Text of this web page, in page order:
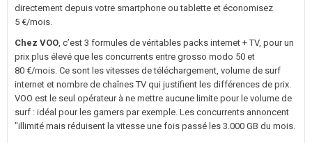
directement depuis votre smartphone ou tablette et économisez
5 €/mois.
Chez VOO, c’est 3 formules de véritables packs internet + TV, pour un
prix plus élevé que les concurrents entre grosso modo 50 et
80 €/mois. Ce sont les vitesses de téléchargement, volume de surf
internet et nombre de chaînes TV qui justifient les différences de prix.
VOO est le seul opérateur à ne mettre aucune limite pour le volume de
surf : idéal pour les gamers par exemple. Les concurrents annoncent
"illimité mais réduisent la vitesse une fois passé les 3.000 GB du mois.